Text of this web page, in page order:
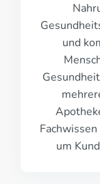
und
um